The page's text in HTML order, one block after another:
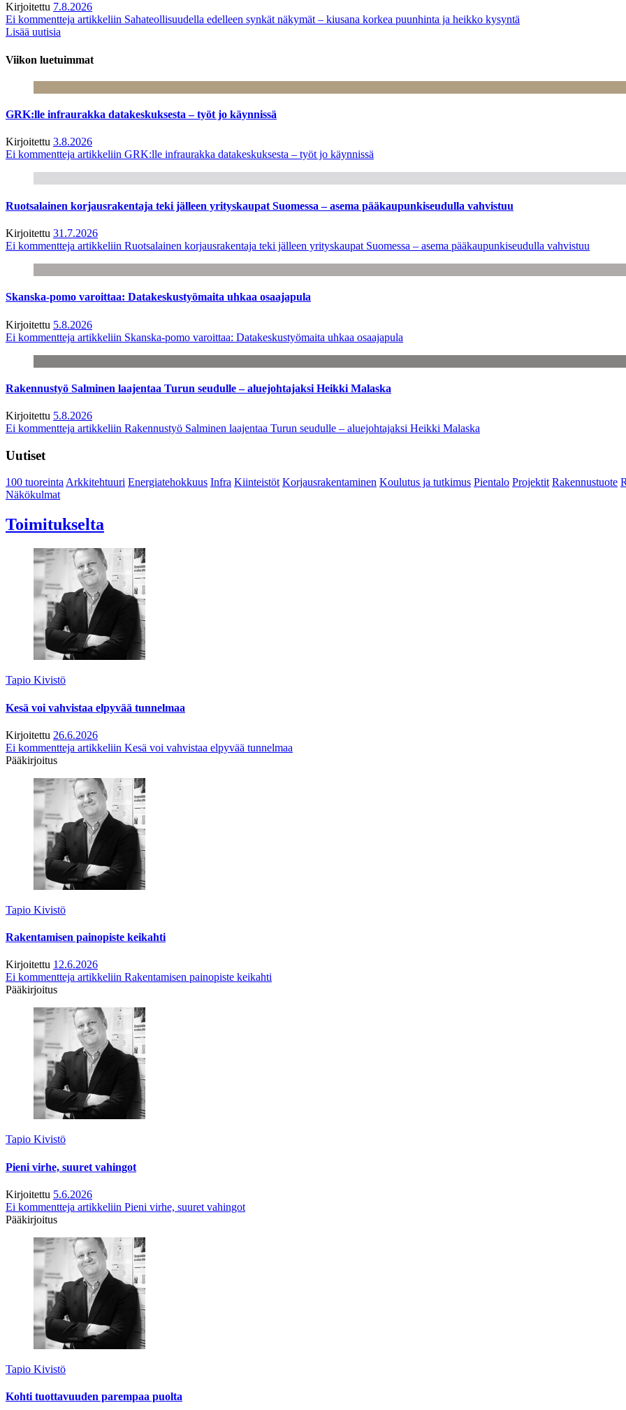
Kirjoitettu 7.8.2026
Ei kommentteja artikkeliin Sahateollisuudella edelleen synkät näkymät – kiusana korkea puunhinta ja heikko kysyntä
Lisää uutisia
Viikon luetuimmat
GRK:lle infraurakka datakeskuksesta – työt jo käynnissä
Kirjoitettu 3.8.2026
Ei kommentteja artikkeliin GRK:lle infraurakka datakeskuksesta – työt jo käynnissä
Ruotsalainen korjausrakentaja teki jälleen yrityskaupat Suomessa – asema pääkaupunkiseudulla vahvistuu
Kirjoitettu 31.7.2026
Ei kommentteja artikkeliin Ruotsalainen korjausrakentaja teki jälleen yrityskaupat Suomessa – asema pääkaupunkiseudulla vahvistuu
Skanska-pomo varoittaa: Datakeskustyömaita uhkaa osaajapula
Kirjoitettu 5.8.2026
Ei kommentteja artikkeliin Skanska-pomo varoittaa: Datakeskustyömaita uhkaa osaajapula
Rakennustyö Salminen laajentaa Turun seudulle – aluejohtajaksi Heikki Malaska
Kirjoitettu 5.8.2026
Ei kommentteja artikkeliin Rakennustyö Salminen laajentaa Turun seudulle – aluejohtajaksi Heikki Malaska
Uutiset
100 tuoreintaArkkitehtuuri Energiatehokkuus Infra Kiinteistöt Korjausrakentaminen Koulutus ja tutkimus Pientalo Projektit Rakennustuote
Näkökulmat
Toimitukselta
Tapio Kivistö
Kesä voi vahvistaa elpyvää tunnelmaa
Kirjoitettu 26.6.2026
Ei kommentteja artikkeliin Kesä voi vahvistaa elpyvää tunnelmaa
Pääkirjoitus
Tapio Kivistö
Rakentamisen painopiste keikahti
Kirjoitettu 12.6.2026
Ei kommentteja artikkeliin Rakentamisen painopiste keikahti
Pääkirjoitus
Tapio Kivistö
Pieni virhe, suuret vahingot
Kirjoitettu 5.6.2026
Ei kommentteja artikkeliin Pieni virhe, suuret vahingot
Pääkirjoitus
Tapio Kivistö
Kohti tuottavuuden parempaa puolta